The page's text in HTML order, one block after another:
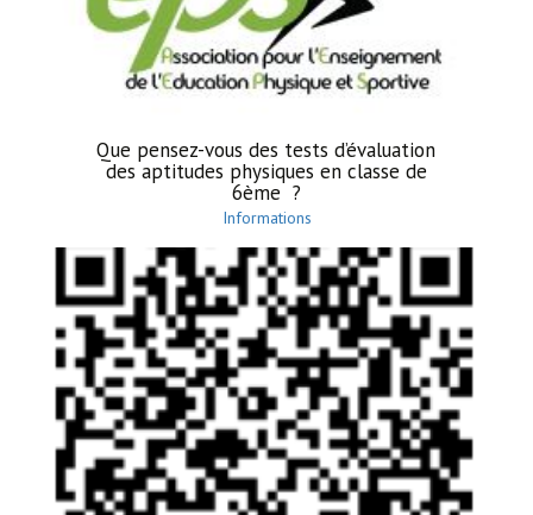
Que pensez-vous des tests d’évaluation
des aptitudes physiques en classe de
6ème ?
Informations